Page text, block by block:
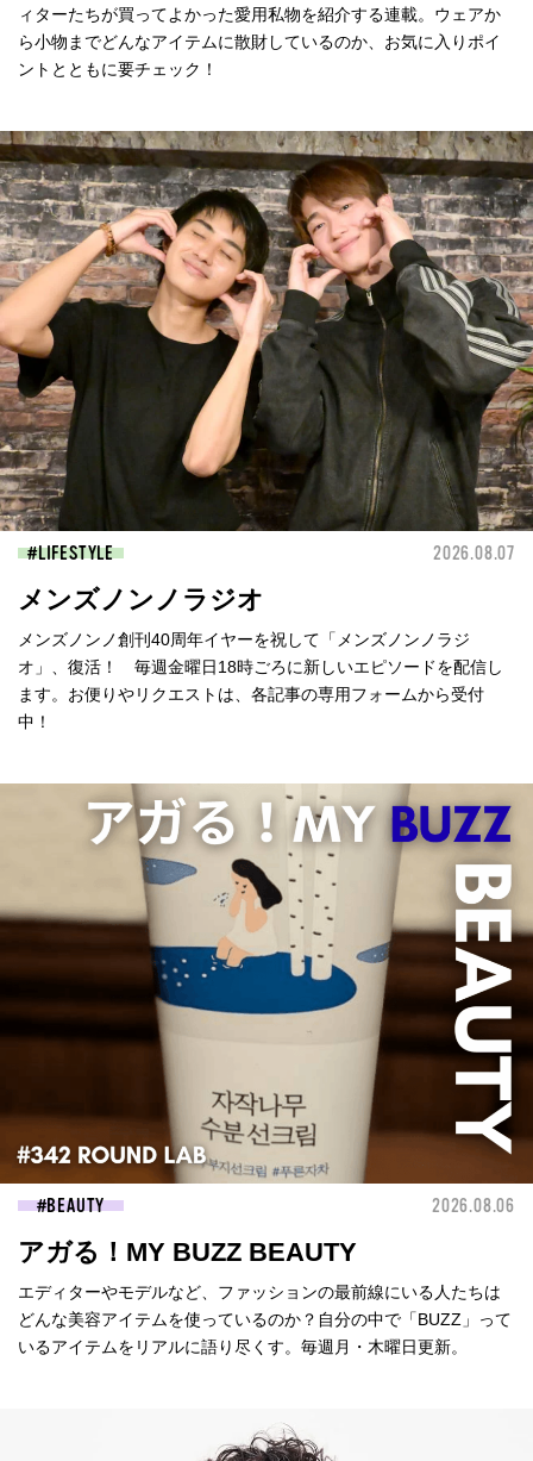
ィターたちが買ってよかった愛用私物を紹介する連載。ウェアか
ら小物までどんなアイテムに散財しているのか、お気に入りポイ
ントとともに要チェック！
LIFESTYLE 2026.08.07
メンズノンノラジオ
メンズノンノ創刊40周年イヤーを祝して「メンズノンノラジ
オ」、復活！ 毎週金曜日18時ごろに新しいエピソードを配信し
ます。お便りやリクエストは、各記事の専用フォームから受付
中！
BEAUTY 2026.08.06
アガる！MY BUZZ BEAUTY
エディターやモデルなど、ファッションの最前線にいる人たちは
どんな美容アイテムを使っているのか？自分の中で「BUZZ」って
いるアイテムをリアルに語り尽くす。毎週月・木曜日更新。